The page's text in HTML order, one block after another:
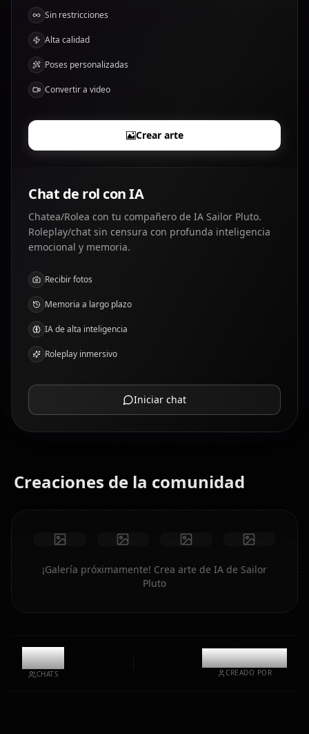
Sin restricciones
Alta calidad
Poses personalizadas
Convertir a video
Crear arte
Chat de rol con IA
Chatea/Rolea con tu compañero de IA Sailor Pluto.
Roleplay/chat sin censura con profunda inteligencia
emocional y memoria.
Recibir fotos
Memoria a largo plazo
IA de alta inteligencia
Roleplay inmersivo
Iniciar chat
Creaciones de la comunidad
¡Galería próximamente! Crea arte de IA de Sailor
Pluto
11.9k
CHATS
@kinayymon
CREADO POR